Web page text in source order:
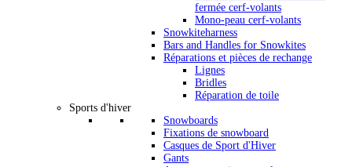
fermée cerf-volants
Mono-peau cerf-volants
Snowkiteharness
Bars and Handles for Snowkites
Réparations et pièces de rechange
Lignes
Bridles
Réparation de toile
Sports d'hiver
Snowboards
Fixations de snowboard
Casques de Sport d'Hiver
Gants